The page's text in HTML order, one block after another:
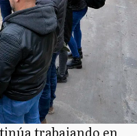
trabajando en